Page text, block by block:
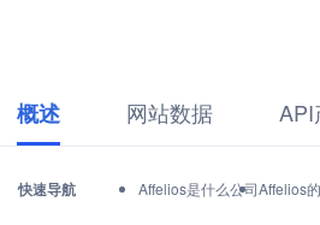
概述 网站数据 API
快速导航 Affelios是什么公司Affelios